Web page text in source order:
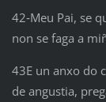
42‑Meu Pai, se
non se faga a
43E un anxo do
de angustia,